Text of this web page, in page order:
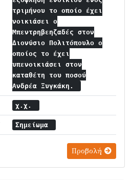
τριμήνου το οποίο έχει
νοικιάσει ο
Μπεντρηβεηζαδές στον
Διονύσιο Πολιτόπουλο ο
οποίος το έχει
υπενοικιάσει στον
καταθέτη του ποσού
Ανδρέα Ξυγκάκη.
χ.χ.
Σημείωμα
Προβολή